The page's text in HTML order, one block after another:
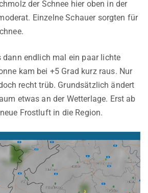
der Schnee hier oben in der
Einzelne Schauer sorgten für
dann endlich mal ein paar lichte
kam bei +5 Grad kurz raus. Nur
recht trüb. Grundsätzlich ändert
etwas an der Wetterlage. Erst ab
Frostluft in die Region.